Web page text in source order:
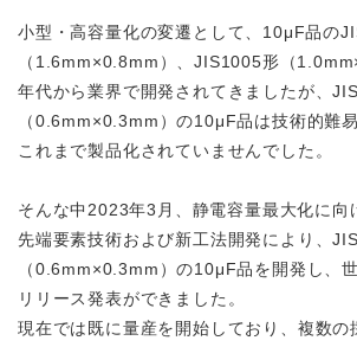
小型・高容量化の変遷として、10μF品の
（1.6mm×0.8mm）、JIS1005形（
年代から業界で開発されてきましたが、
（0.6mm×0.3mm）の10μF品は技術的難
これまで製品化されていませんでした。
そんな中2023年3月、静電容量最大化に向
先端要素技術および新工法開発により、
（0.6mm×0.3mm）の10μF品を開発し、
リリース発表ができました。
現在では既に量産を開始しており、複数の